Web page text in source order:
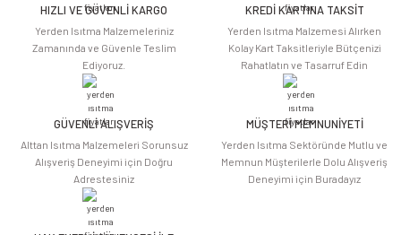
Ürün açıklamasında eksik bilgiler bulunuyor.
Ürün bilgilerinde hatalar bulunuyor.
Ürün fiyatı diğer sitelerden daha pahalı.
Bu ürüne benzer farklı alternatifler olmalı.
HIZLI VE GÜVENLİ KARGO
Yerden Isıtma Malzemeleriniz
Zamanında ve Güvenle Teslim
Ediyoruz.
KREDİ KARTINA TAKSİT
Yerden Isıtma Malzemesi Alırken
Kolay Kart Taksitleriyle Bütçenizi
Rahatlatın ve Tasarruf Edin
GÜVENLİ ALIŞVERİŞ
Alttan Isıtma Malzemeleri Sorunsuz
Alışveriş Deneyimi için Doğru
Adrestesiniz
MÜŞTERİ MEMNUNİYETİ
Yerden Isıtma Sektöründe Mutlu ve
Memnun Müşterilerle Dolu Alışveriş
Deneyimi için Buradayız